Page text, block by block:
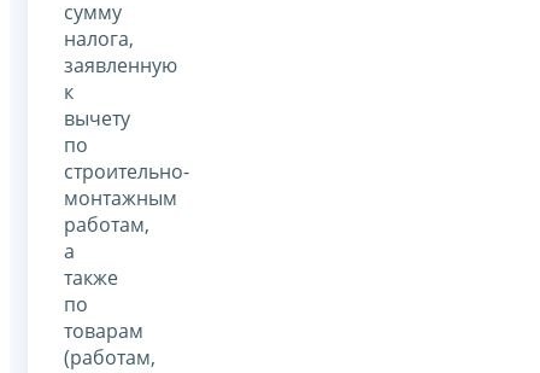
сумму
налога,
заявленную
к
вычету
по
строительно-
монтажным
работам,
а
также
по
товарам
(работам,